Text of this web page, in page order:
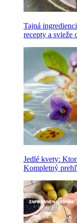
Tajná
recepty a svieže
Jedlé kvety:
Kompletný